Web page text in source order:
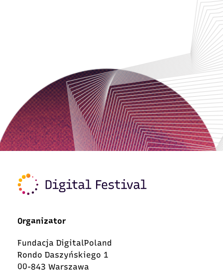
Organizator
Fundacja DigitalPoland
Rondo Daszyńskiego 1
00-843 Warszawa